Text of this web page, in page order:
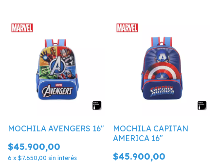
MOCHILA AVENGERS 16"
$45.900,00
6 x $7.650,00 sin interés
MOCHILA CAPITAN
AMERICA 16"
$45.900,00